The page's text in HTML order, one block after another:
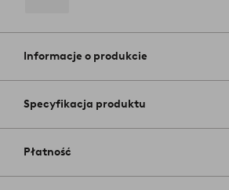
do
ulubionych
Informacje o produkcie
Specyfikacja produktu
Płatność